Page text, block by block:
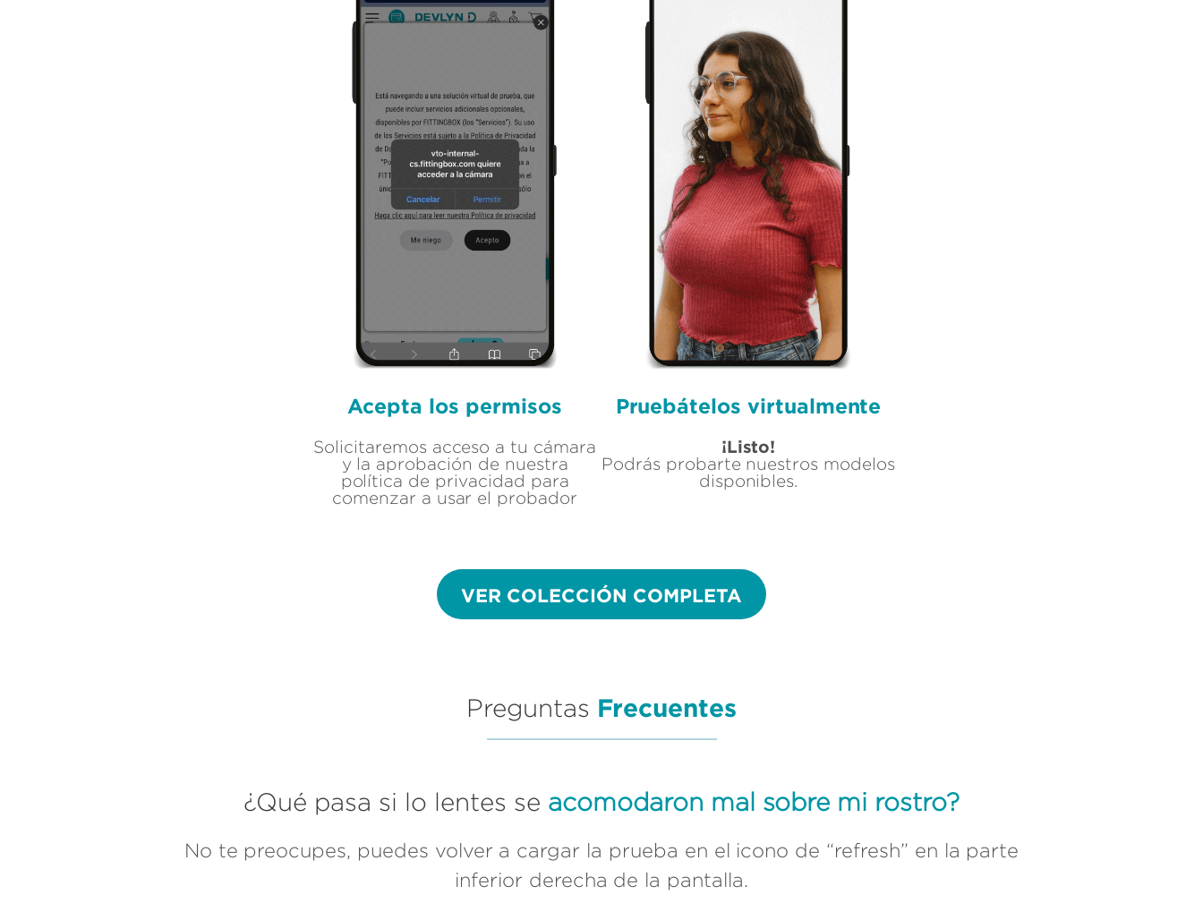
Acepta los permisos
Solicitaremos acceso a tu cámara
y la aprobación de nuestra
política de privacidad para
comenzar a usar el probador
Pruebátelos virtualmente
¡Listo!
Podrás probarte nuestros modelos
disponibles.
VER COLECCIÓN COMPLETA
Preguntas Frecuentes
¿Qué pasa si lo lentes se acomodaron mal sobre mi rostro?
No te preocupes, puedes volver a cargar la prueba en el icono de “refresh” en la parte
inferior derecha de la pantalla.